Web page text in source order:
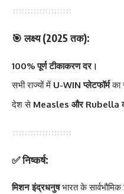
🎯लक्ष्य (2025 तक):
100% पूर्ण टीकाकरण दर।
सभी राज्यों में U-WIN प्लेटफॉर्मका
देश से Measles और Rubella
✅निष्कर्ष:
मिशन इंद्रधनुषभारत के